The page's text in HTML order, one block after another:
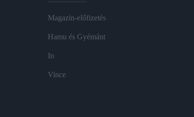
Magazin-előfizetés
Hamu és Gyémánt
In
Vince